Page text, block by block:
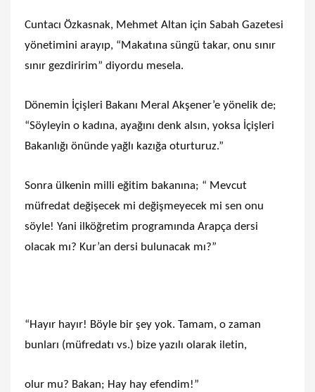
Cuntacı Özkasnak, Mehmet Altan için Sabah Gazetesi
yönetimini arayıp, “Makatına süngü takar, onu sınır
sınır gezdiririm” diyordu mesela.
Dönemin İçişleri Bakanı Meral Akşener’e yönelik de;
“Söyleyin o kadına, ayağını denk alsın, yoksa İçişleri
Bakanlığı önünde yağlı kazığa oturturuz.”
Sonra ülkenin milli eğitim bakanına; “ Mevcut
müfredat değişecek mi değişmeyecek mi sen onu
söyle! Yani ilköğretim programında Arapça dersi
olacak mı? Kur’an dersi bulunacak mı?”
“Hayır hayır! Böyle bir şey yok. Tamam, o zaman
bunları (müfredatı vs.) bize yazılı olarak iletin,
olur mu? Bakan; Hay hay efendim!”